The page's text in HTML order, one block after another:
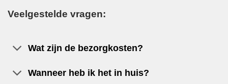
Veelgestelde vragen:
Wat zijn de bezorgkosten?
Wanneer heb ik het in huis?